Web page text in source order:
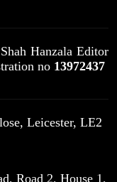
মধ্যপ্রাচ্য ছাড়তে
Hanzala Editor
no 13972437
Leicester, LE2
Road 2, House 1,